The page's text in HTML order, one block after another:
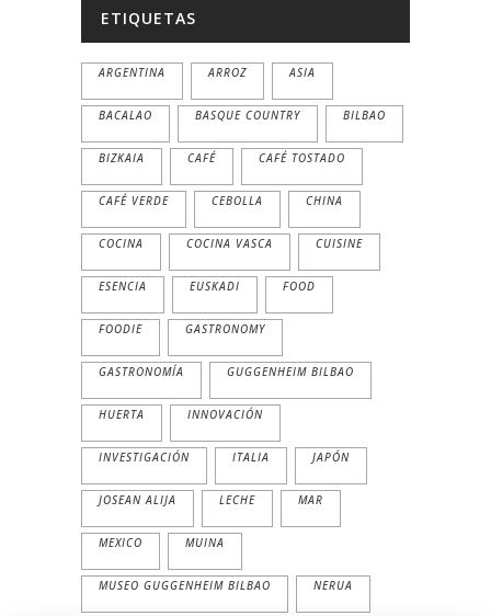
ETIQUETAS
ARGENTINA ARROZ ASIA
BACALAO BASQUE COUNTRY BILBAO
BIZKAIA CAFÉ CAFÉ TOSTADO
CAFÉ VERDE CEBOLLA CHINA
COCINA COCINA VASCA CUISINE
ESENCIA EUSKADI FOOD
FOODIE GASTRONOMY
GASTRONOMÍA GUGGENHEIM BILBAO
HUERTA INNOVACIÓN
INVESTIGACIÓN ITALIA JAPÓN
JOSEAN ALIJA LECHE MAR
MEXICO MUINA
MUSEO GUGGENHEIM BILBAO NERUA